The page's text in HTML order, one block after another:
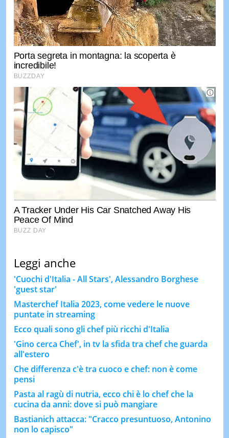
Leggi anche
'Cuochi d'Italia - All Stars', Alessandro Borghese
'guest star'
Masterchef Italia 2023, come vedere le nuove
puntate in streaming
Ecco quali sono gli chef più ricchi d'Italia
'Gino cerca Chef', in tv la sfida tra chef che guarda
all'estero
Che differenza c'è tra cuoco e chef: non è come
pensi
Pasta al ragù di nutria, ecco chi è lo chef che la
cucina da anni: dove si può mangiare
Bastianich attacca: "Cracco presuntuoso, Antonino
non lo capisco"